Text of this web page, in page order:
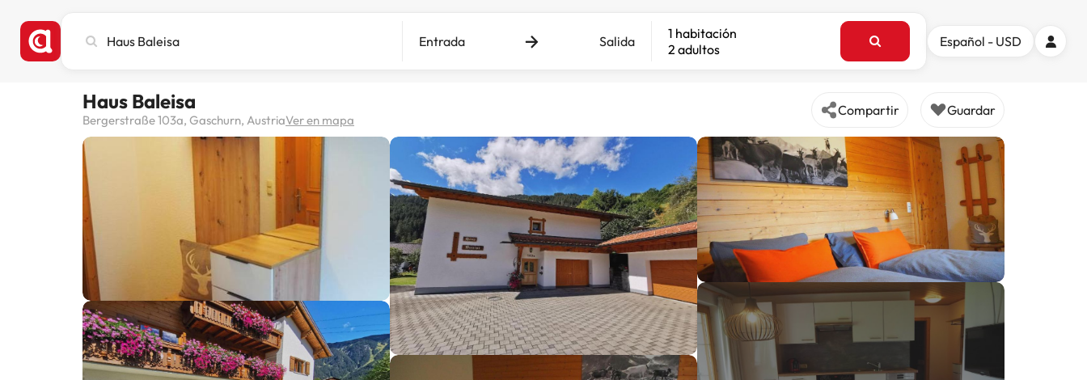
ciudad,
destino
Entrada Salida
1 habitación
2 adultos
Español - USD
Haus Baleisa
Bergerstraße 103a, Gaschurn, AustriaVer en mapa
Compartir Guardar